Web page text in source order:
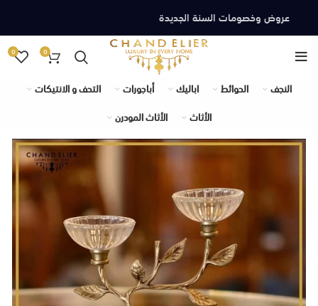
0
0
النجف الحوائط اباليك أباجورات
التحف و الانتيكات
الأثاث
الأثاث المودرن
عروض وخصومات السنة الجديدة